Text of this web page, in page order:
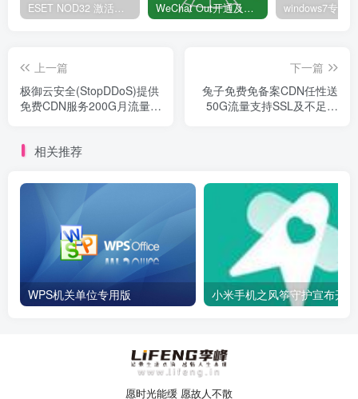
WeChat Out开通及充值方法
上一篇
极御云安全(StopDDoS)提供
免费CDN服务200G月流量国
下一篇
兔子免费免备案CDN任性送
50G流量支持SSL及不足点
相关推荐
WPS机关单位专用版
愿时光能缓 愿故人不散